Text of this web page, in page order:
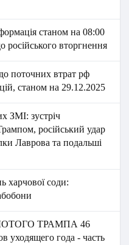
станом на 08:00
російського вторгнення
поточних втрат рф
станом на 29.12.2025
ЗМІ: зустріч
російський удар
Лаврова та подальші
харчової соди:
ТРАМПА 46
уходящего года - часть